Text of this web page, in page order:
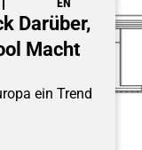
EN
Darüber,
Macht
ein Trend